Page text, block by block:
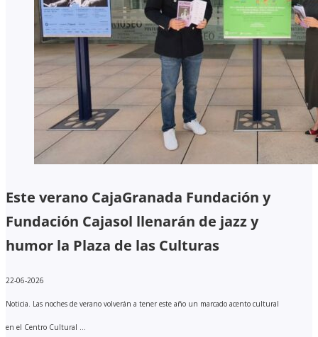
Este verano CajaGranada Fundación y
Fundación Cajasol llenarán de jazz y
humor la Plaza de las Culturas
22-06-2026
Noticia. Las noches de verano volverán a tener este año un marcado acento cultural
en el Centro Cultural ...